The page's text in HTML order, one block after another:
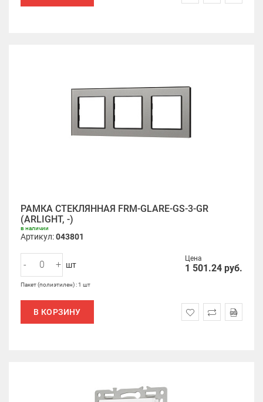
РАМКА СТЕКЛЯННАЯ FRM-GLARE-GS-3-GR
(ARLIGHT, -)
в наличии
Артикул:043801
Цена
1 501.24 руб.
- + шт
Пакет (полиэтилен) : 1 шт
В КОРЗИНУ